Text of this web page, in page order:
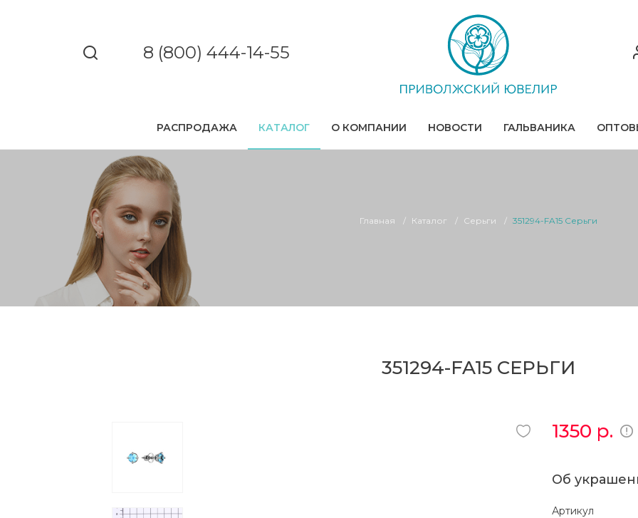
8 (800) 444-14-55
РАСПРОДАЖА КАТАЛОГ О КОМПАНИИ НОВОСТИ ГАЛЬВАНИКА
Главная Каталог Серьги 351294-FA15 Серьги
351294-FA15 СЕРЬГИ
1350 р.
Об
Артикул